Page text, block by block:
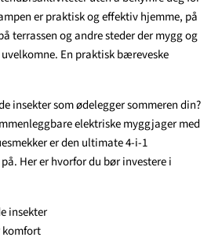
er praktisk og effektiv hjemme, på
terrassen og andre steder der mygg og
En praktisk bæreveske
insekter som ødelegger sommeren din?
elektriske myggjager med
er den ultimate 4-i-1
Her er hvorfor du bør investere i
insekter
komfort